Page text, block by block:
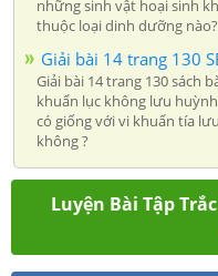
những sinh vật hoại sinh
thuộc loại dinh dưỡng nào?
Giải bài 14 trang 130
Giải bài 14 trang 130 sách
khuẩn lục không lưu
có giống với vi khuẩn tía
không ?
Luyện Bài Tập